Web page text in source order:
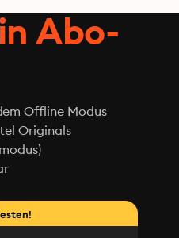
Abo-
Offline Modus
Originals